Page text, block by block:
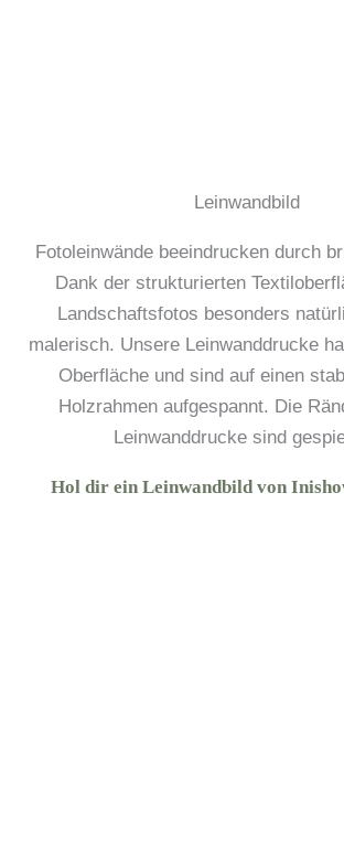
Leinwandbild
Fotoleinwände beeindrucken durch
Dank der strukturierten
Landschaftsfotos besonders
malerisch. Unsere Leinwanddrucke
Oberfläche und sind auf einen
Holzrahmen aufgespannt. Die
Leinwanddrucke sind
Hol dir ein Leinwandbild von